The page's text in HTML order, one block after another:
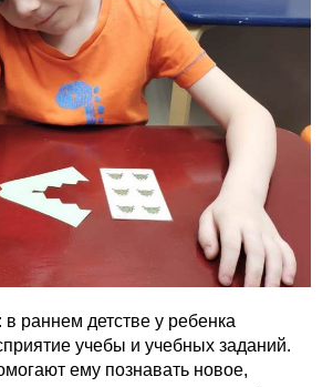
раннем детстве у ребенка
учебы и учебных заданий.
ему познавать новое,